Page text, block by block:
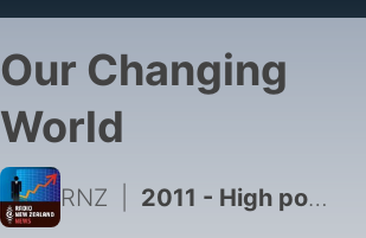
Our Changing
World
RNZ 2011 - High powered magnets, and making steel with hydrogen